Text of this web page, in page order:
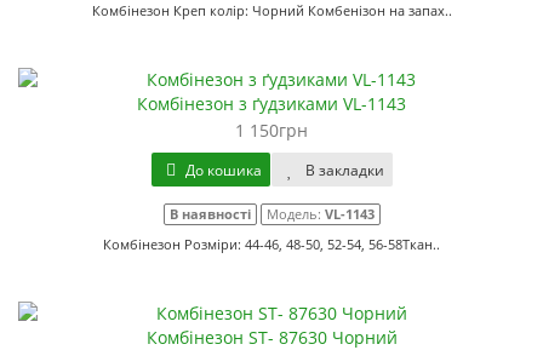
Комбінезон Креп колір: Чорний Комбенізон на запах..
Комбінезон з ґудзиками VL-1143
1 150грн
До кошика В закладки
В наявності Модель: VL-1143
Комбінезон Розміри: 44-46, 48-50, 52-54, 56-58Ткан..
Комбінезон ST- 87630 Чорний